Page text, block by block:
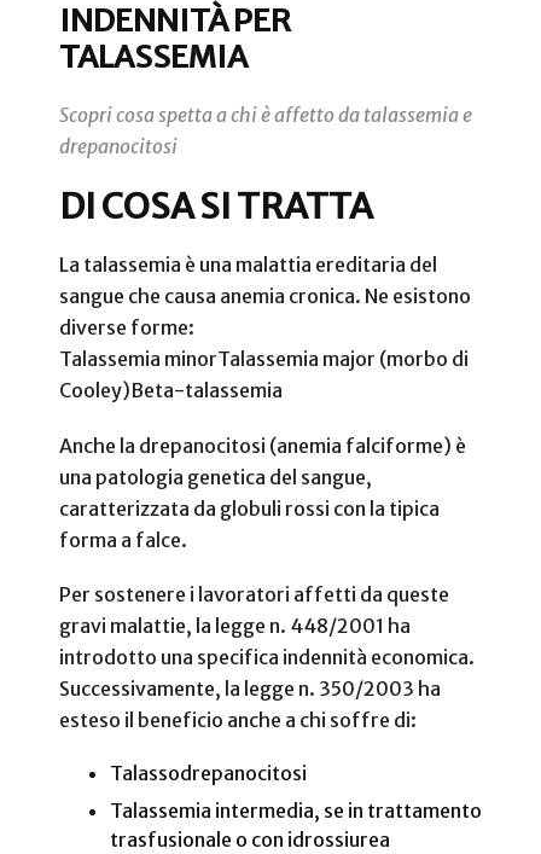
INDENNITÀ PER
TALASSEMIA
Scopri cosa spetta a chi è affetto da talassemia e
drepanocitosi
DI COSA SI TRATTA
La talassemia è una malattia ereditaria del
sangue che causa anemia cronica. Ne esistono
diverse forme:
Talassemia minorTalassemia major (morbo di
Cooley)Beta-talassemia
Anche la drepanocitosi (anemia falciforme) è
una patologia genetica del sangue,
caratterizzata da globuli rossi con la tipica
forma a falce.
Per sostenere i lavoratori affetti da queste
gravi malattie, la legge n. 448/2001 ha
introdotto una specifica indennità economica.
Successivamente, la legge n. 350/2003 ha
esteso il beneficio anche a chi soffre di:
Talassodrepanocitosi
Talassemia intermedia, se in trattamento
trasfusionale o con idrossiurea